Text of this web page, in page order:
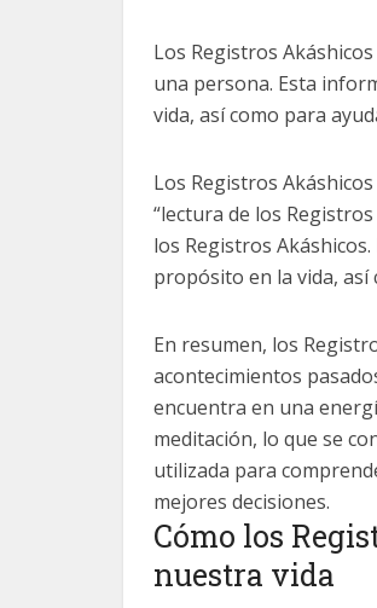
Los Registros
una persona. Esta
vida, así como para
Los Registros
“lectura de los
los Registros
propósito en la vida, así
En resumen, los
acontecimientos
encuentra en una
meditación, lo que se
utilizada para
mejores decisiones.
Cómo los
nuestra vida